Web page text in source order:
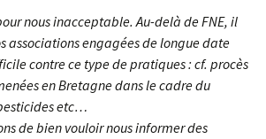
nous inacceptable. Au-delà de FNE, il
associations engagées de longue date
contre ce type de pratiques : cf. procès
en Bretagne dans le cadre du
etc…
de bien vouloir nous informer des